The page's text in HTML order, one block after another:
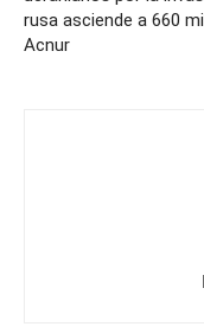
rusa asciende a 660
Acnur